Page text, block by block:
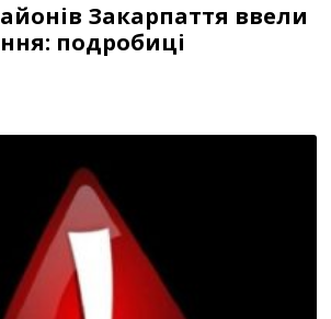
Закарпаття ввели
подробиці